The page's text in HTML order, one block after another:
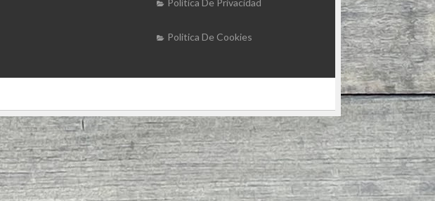
Política De Privacidad
Politica De Cookies